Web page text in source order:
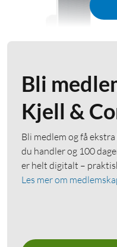
Solar Panel Charger
519 -
For Yale Smart Outdoor
Camera
Justerbart solpanel for
konstant strømtilførsel
Justerbart kuleledd
Bli
Kjell &
Bli medlem og få
du handler og 100
er helt digitalt –
Les mer om